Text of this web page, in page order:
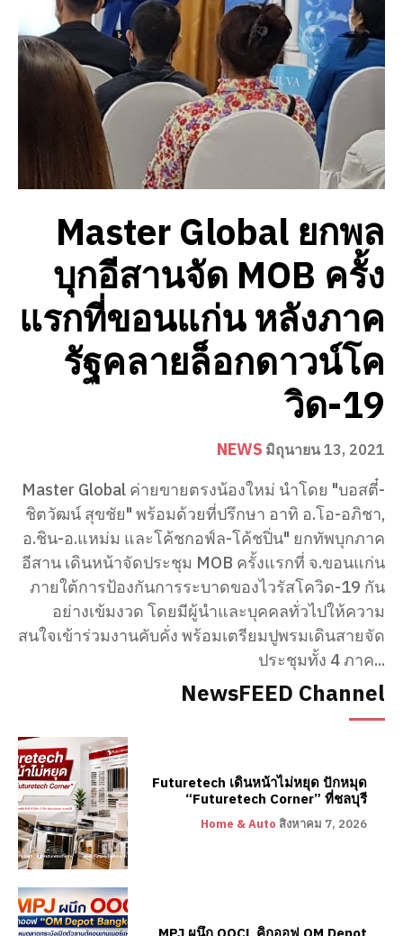
Master Global ยกพล
บุกอีสานจัด MOB ครั้ง
แรกที่ขอนแก่น หลังภาค
รัฐคลายล็อกดาวน์โค
วิด-19
NEWS มิถุนายน 13, 2021
Master Global ค่ายขายตรงน้องใหม่ นำโดย "บอสตี๋-
ชิตวัฒน์ สุขชัย" พร้อมด้วยที่ปรึกษา อาทิ อ.โอ-อภิชา,
อ.ชิน-อ.แหม่ม และโค้ชกอฟ์ล-โค้ชปิ่น" ยกทัพบุกภาค
อีสาน เดินหน้าจัดประชุม MOB​ ครั้งแรกที่​ จ.ขอนแก่น
ภายใต้การป้องกันการระบาดของไวรัสโควิด-19 กัน
อย่างเข้มงวด โดยมีผู้นำและบุคคลทั่วไปให้ความ
สนใจเข้าร่วมงานคับคั่ง พร้อมเตรียมปูพรมเดินสายจัด
ประชุมทั้ง 4 ภาค...
NewsFEED Channel
Futuretech เดินหน้าไม่หยุด ปักหมุด
“Futuretech Corner” ที่ชลบุรี
Home & Auto สิงหาคม 7, 2026